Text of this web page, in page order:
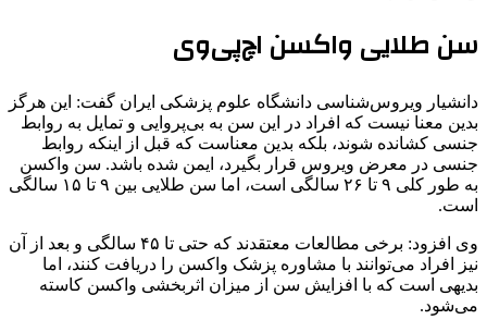
سن طلایی واکسن اچ‌پی‌وی
دانشیار ویروس‌شناسی دانشگاه علوم پزشکی ایران گفت: این هرگز
بدین معنا نیست که افراد در این سن به بی‌پروایی و تمایل به روابط
جنسی کشانده شوند، بلکه بدین معناست که قبل از اینکه روابط
جنسی در معرض ویروس قرار بگیرد، ایمن شده باشد. سن واکسن
به طور کلی ۹ تا ۲۶‌ سالگی است، اما سن طلایی بین ۹ تا ۱۵‌ سالگی
است.
وی افزود: برخی مطالعات معتقدند که حتی تا ۴۵‌ سالگی و بعد از آن
نیز افراد می‌توانند با مشاوره‌ پزشک واکسن را دریافت کنند، اما
بدیهی است که با افزایش سن از میزان اثربخشی واکسن کاسته
می‌شود.